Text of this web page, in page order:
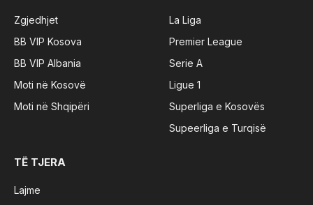
Zgjedhjet
BB VIP Kosova
BB VIP Albania
Moti në Kosovë
Moti në Shqipëri
La Liga
Premier League
Serie A
Ligue 1
Superliga e Kosovës
Supeerliga e Turqisë
TË TJERA
Lajme